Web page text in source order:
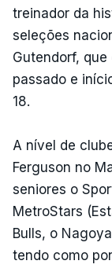
treinador da
seleções
Gutendorf,
passado e
18.
A nível de
Ferguson no
seniores o
MetroStars
Bulls, o
tendo como